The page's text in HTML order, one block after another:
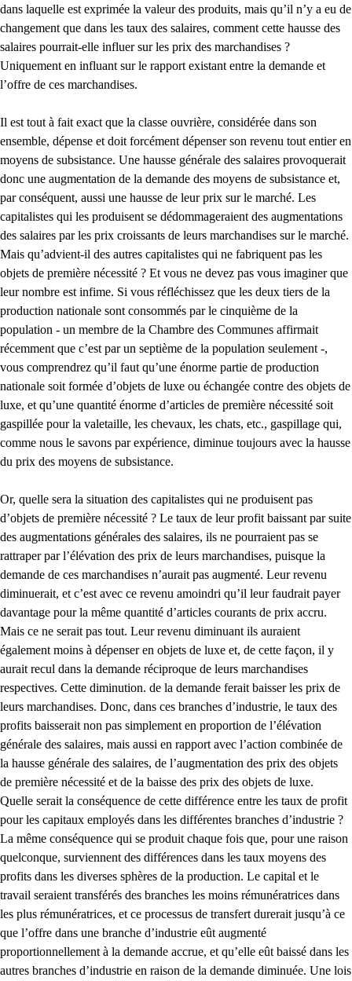
dans laquelle est exprimée la valeur des produits, mais qu’il n’y a eu de
changement que dans les taux des salaires, comment cette hausse des
salaires pourrait-elle influer sur les prix des marchandises ?
Uniquement en influant sur le rapport existant entre la demande et
l’offre de ces marchandises.
Il est tout à fait exact que la classe ouvrière, considérée dans son
ensemble, dépense et doit forcément dépenser son revenu tout entier en
moyens de subsistance. Une hausse générale des salaires provoquerait
donc une augmentation de la demande des moyens de subsistance et,
par conséquent, aussi une hausse de leur prix sur le marché. Les
capitalistes qui les produisent se dédommageraient des augmentations
des salaires par les prix croissants de leurs marchandises sur le marché.
Mais qu’advient-il des autres capitalistes qui ne fabriquent pas les
objets de première nécessité ? Et vous ne devez pas vous imaginer que
leur nombre est infime. Si vous réfléchissez que les deux tiers de la
production nationale sont consommés par le cinquième de la
population - un membre de la Chambre des Communes affirmait
récemment que c’est par un septième de la population seulement -,
vous comprendrez qu’il faut qu’une énorme partie de production
nationale soit formée d’objets de luxe ou échangée contre des objets de
luxe, et qu’une quantité énorme d’articles de première nécessité soit
gaspillée pour la valetaille, les chevaux, les chats, etc., gaspillage qui,
comme nous le savons par expérience, diminue toujours avec la hausse
du prix des moyens de subsistance.
Or, quelle sera la situation des capitalistes qui ne produisent pas
d’objets de première nécessité ? Le taux de leur profit baissant par suite
des augmentations générales des salaires, ils ne pourraient pas se
rattraper par l’élévation des prix de leurs marchandises, puisque la
demande de ces marchandises n’aurait pas augmenté. Leur revenu
diminuerait, et c’est avec ce revenu amoindri qu’il leur faudrait payer
davantage pour la même quantité d’articles courants de prix accru.
Mais ce ne serait pas tout. Leur revenu diminuant ils auraient
également moins à dépenser en objets de luxe et, de cette façon, il y
aurait recul dans la demande réciproque de leurs marchandises
respectives. Cette diminution. de la demande ferait baisser les prix de
leurs marchandises. Donc, dans ces branches d’industrie, le taux des
profits baisserait non pas simplement en proportion de l’élévation
générale des salaires, mais aussi en rapport avec l’action combinée de
la hausse générale des salaires, de l’augmentation des prix des objets
de première nécessité et de la baisse des prix des objets de luxe.
Quelle serait la conséquence de cette différence entre les taux de profit
pour les capitaux employés dans les différentes branches d’industrie ?
La même conséquence qui se produit chaque fois que, pour une raison
quelconque, surviennent des différences dans les taux moyens des
profits dans les diverses sphères de la production. Le capital et le
travail seraient transférés des branches les moins rémunératrices dans
les plus rémunératrices, et ce processus de transfert durerait jusqu’à ce
que l’offre dans une branche d’industrie eût augmenté
proportionnellement à la demande accrue, et qu’elle eût baissé dans les
autres branches d’industrie en raison de la demande diminuée. Une lois